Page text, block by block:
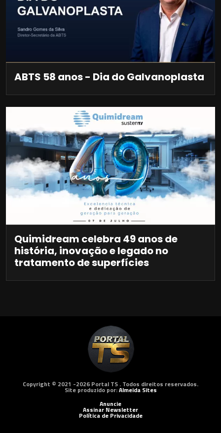
ABTS 58 anos - Dia do Galvanoplasta
Quimidream celebra 49 anos de
história, inovação e legado no
tratamento de superfícies
Copyright © 2021 -2026 Portal TS . Todos direitos reservados.
Site produzido por:Almeida Sites
Anuncie
Assinar Newsletter
Política de Privacidade